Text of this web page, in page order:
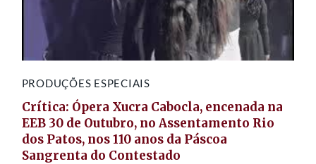
PRODUÇÕES ESPECIAIS
Crítica: Ópera Xucra Cabocla, encenada na
EEB 30 de Outubro, no Assentamento Rio
dos Patos, nos 110 anos da Páscoa
Sangrenta do Contestado